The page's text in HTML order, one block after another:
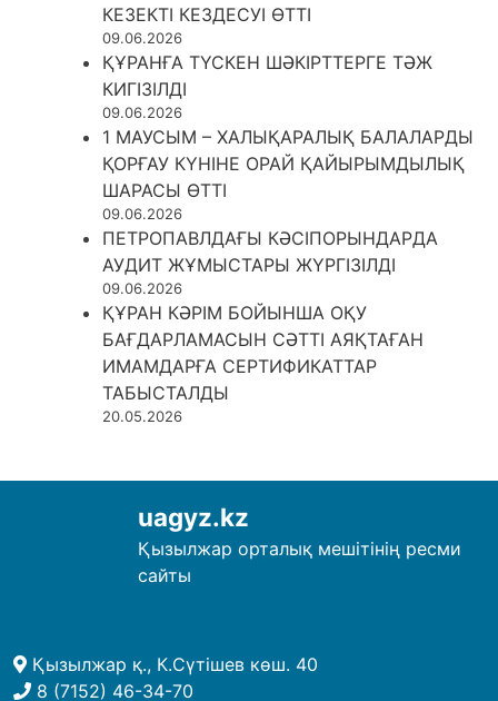
КЕЗЕКТІ КЕЗДЕСУІ ӨТТІ
09.06.2026
ҚҰРАНҒА ТҮСКЕН ШӘКІРТТЕРГЕ ТӘЖ
КИГІЗІЛДІ
09.06.2026
1 МАУСЫМ – ХАЛЫҚАРАЛЫҚ БАЛАЛАРДЫ
ҚОРҒАУ КҮНІНЕ ОРАЙ ҚАЙЫРЫМДЫЛЫҚ
ШАРАСЫ ӨТТІ
09.06.2026
ПЕТРОПАВЛДАҒЫ КӘСІПОРЫНДАРДА
АУДИТ ЖҰМЫСТАРЫ ЖҮРГІЗІЛДІ
09.06.2026
ҚҰРАН КӘРІМ БОЙЫНША ОҚУ
БАҒДАРЛАМАСЫН СӘТТІ АЯҚТАҒАН
ИМАМДАРҒА СЕРТИФИКАТТАР
ТАБЫСТАЛДЫ
20.05.2026
uagyz.kz
Қызылжар орталық мешітінің ресми
сайты
Қызылжар қ., К.Сүтішев көш. 40
8 (7152) 46-34-70